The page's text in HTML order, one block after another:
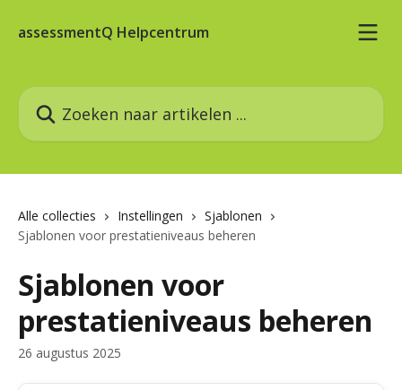
assessmentQ Helpcentrum
Zoeken naar artikelen ...
Alle collecties Instellingen
Sjablonen
Sjablonen voor prestatieniveaus beheren
Sjablonen voor
prestatieniveaus beheren
26 augustus 2025